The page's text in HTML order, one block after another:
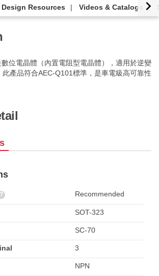
Design Resources Videos & Catalogs
位電晶體（內置電阻型電晶體），適用於逆變
產品符合AEC-Q101標準，是車電級高可靠性
? Recommended
SOT-323
SC-70
3
NPN